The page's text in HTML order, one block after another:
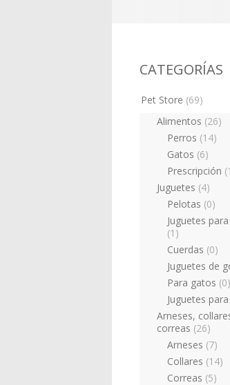
CATEGORÍAS
Pet Store (69)
Alimentos (26)
Perros (14)
Gatos (6)
Prescripción
Juguetes (4)
Pelotas (0)
Juguetes
(1)
Cuerdas (0)
Juguetes de
Para gatos (0)
Juguetes
Arneses,
correas (26)
Arneses (7)
Collares (14)
Correas (5)